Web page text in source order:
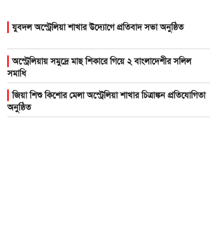
যুবদল অস্ট্রেলিয়া শাখার উদ্যোগে প্রতিবাদ সভা অনুষ্ঠিত
অস্ট্রেলিয়ায় সমুদ্রে মাছ শিকারে গিয়ে ২ বাংলাদেশীর সলিল
সমাধি
জিয়া শিশু কিশোর মেলা অস্ট্রেলিয়া শাখার চিত্রাঙ্কন প্রতিযোগিতা
অনুষ্ঠিত